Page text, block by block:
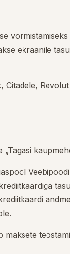
ekraanile
Citadele, Revolut